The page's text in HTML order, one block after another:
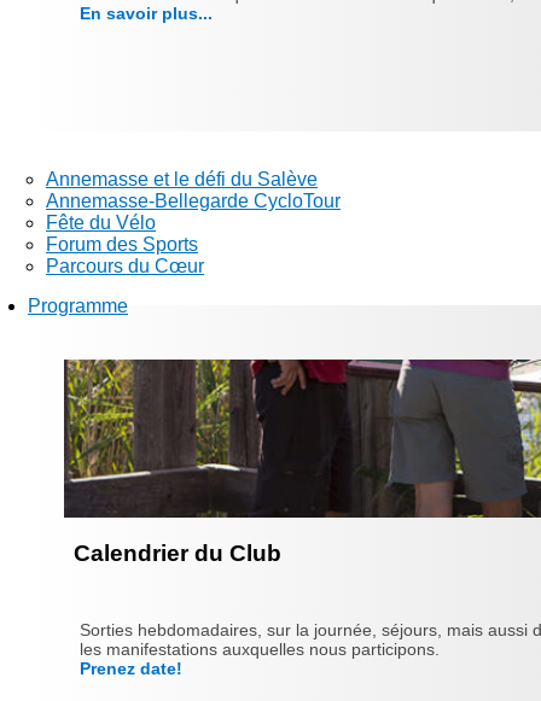
En savoir plus...
Annemasse et le défi du Salève
Annemasse-Bellegarde CycloTour
Fête du Vélo
Forum des Sports
Parcours du Cœur
Programme
Calendrier du Club
Sorties hebdomadaires, sur la journée, séjours, mais
les manifestations auxquelles nous participons.
Prenez date!